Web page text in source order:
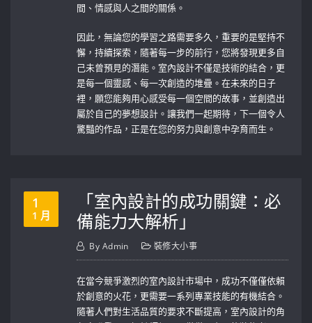
間、情感與人之間的關係。
因此，無論您的學習之路需要多久，重要的是堅持不
懈，持續探索，隨著每一步的前行，您將發現更多自
己未曾預見的潛能。室內設計不僅是技術的結合，更
是每一個靈感、每一次創造的堆疊。在未來的日子
裡，願您能夠用心感受每一個空間的故事，並創造出
屬於自己的夢想設計。讓我們一起期待，下一個令人
驚豔的作品，正是在您的努力與創意中孕育而生。
1
1 月
「室內設計的成功關鍵：必
備能力大解析」
By Admin 裝修大小事
在當今競爭激烈的室內設計市場中，成功不僅僅依賴
於創意的火花，更需要一系列專業技能的有機結合。
隨著人們對生活品質的要求不斷提高，室內設計的角